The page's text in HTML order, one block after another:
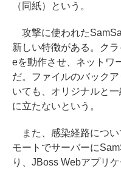
（同紙）という。
攻撃に使われた
新しい特徴がある。ク
eを動作させ、ネットワ
だ。ファイルのバック
いても、オリジナルと
に立たないという。
また、感染経路につい
モートでサーバーに
り、JBoss Webアプリ